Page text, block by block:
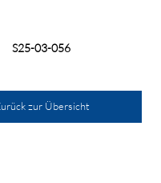
S25-03-056
zur Übersicht